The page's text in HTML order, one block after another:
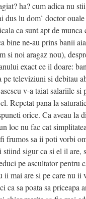
ha? cum adica nu
dus lu dom` doctor
ca sunt apt de
bine ne-au prins banii
si noi aragaz nou),
exact ce il doare:
televiziuni si debitau
v-a taiat salariile
Repetat pana la
orice. Ca aveau la
loc nu fac cat
frumos sa ii poti vorbi
sigur ca si el il
pe ascultator pentru
ii mai are si pe care nu ii
ca sa poata sa priceapa